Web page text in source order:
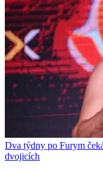
Dva týdny po Furym
dvojicích